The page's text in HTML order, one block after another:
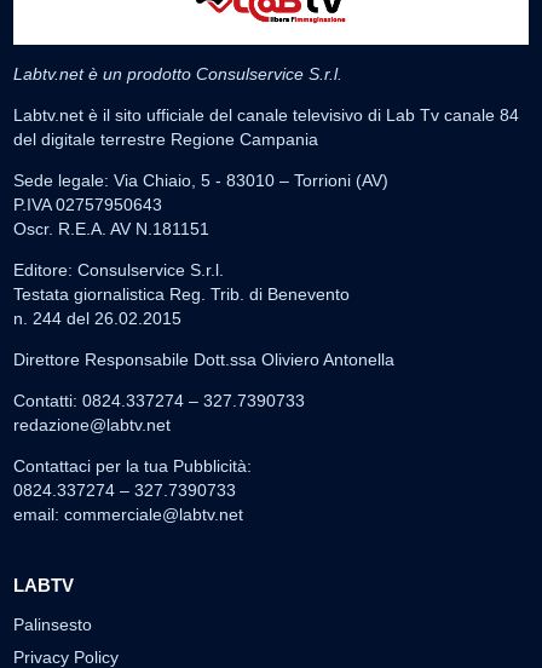
Labtv.net è un prodotto Consulservice S.r.l.
Labtv.net è il sito ufficiale del canale televisivo di Lab Tv canale 84
del digitale terrestre Regione Campania
Sede legale: Via Chiaio, 5 - 83010 – Torrioni (AV)
P.IVA 02757950643
Oscr. R.E.A. AV N.181151
Editore: Consulservice S.r.l.
Testata giornalistica Reg. Trib. di Benevento
n. 244 del 26.02.2015
Direttore Responsabile Dott.ssa Oliviero Antonella
Contatti: 0824.337274 – 327.7390733
redazione@labtv.net
Contattaci per la tua Pubblicità:
0824.337274 – 327.7390733
email: commerciale@labtv.net
LABTV
Palinsesto
Privacy Policy